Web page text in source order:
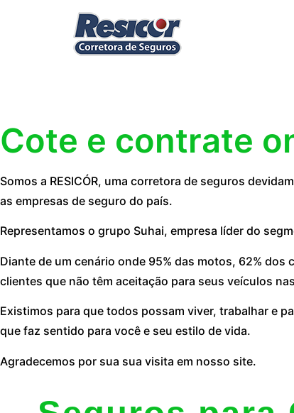
Cote e contrate
Somos a RESICÓR, uma corretora de seguros
as empresas de seguro do país.
Representamos o grupo Suhai, empresa líder do
Diante de um cenário onde 95% das motos, 62%
clientes que não têm aceitação para seus veículos
Existimos para que todos possam viver, trabalhar e
que faz sentido para você e seu estilo de vida.
Agradecemos por sua sua visita em nosso site.